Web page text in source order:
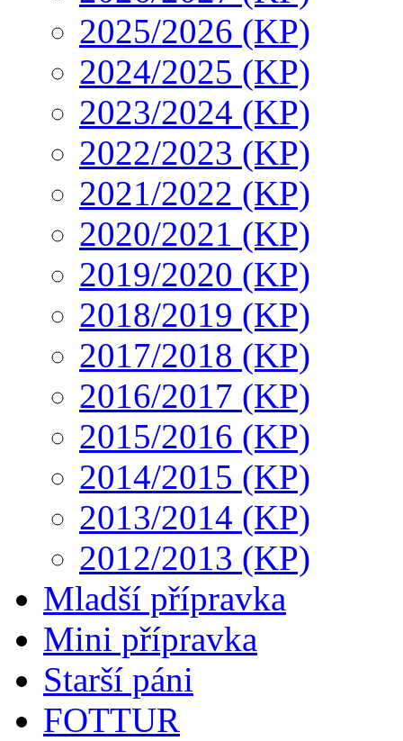
2025/2026 (KP)
2024/2025 (KP)
2023/2024 (KP)
2022/2023 (KP)
2021/2022 (KP)
2020/2021 (KP)
2019/2020 (KP)
2018/2019 (KP)
2017/2018 (KP)
2016/2017 (KP)
2015/2016 (KP)
2014/2015 (KP)
2013/2014 (KP)
2012/2013 (KP)
Mladší přípravka
Mini přípravka
Starší páni
FOTTUR